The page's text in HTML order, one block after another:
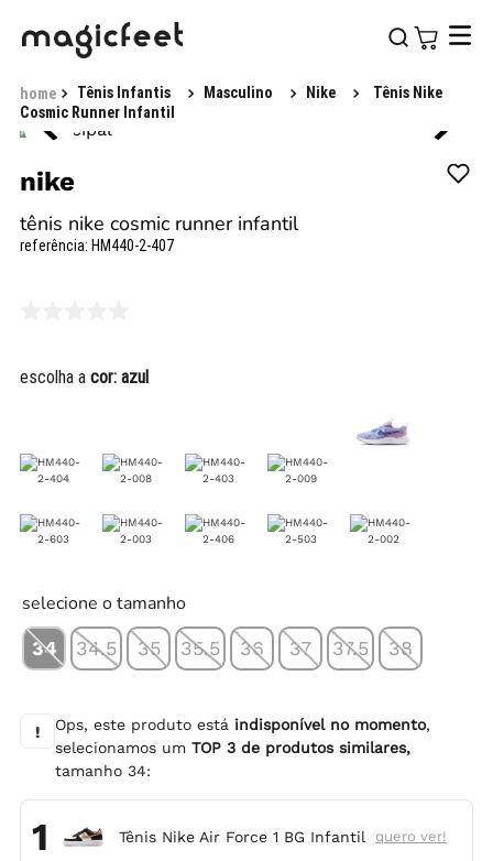
Tênis Infantis Masculino Nike
Tênis Nike
Cosmic Runner Infantil
nike
tênis nike cosmic runner infantil
referência: HM440-2-407
escolha a cor: azul
selecione o tamanho
34 34.5 35 35.5 36 37 37.5 38
! Ops, este produto está indisponível no momento,
selecionamos umTOP3 de produtos similares,
tamanho34:
1 Tênis Nike Air Force 1 BG Infantil quero ver!